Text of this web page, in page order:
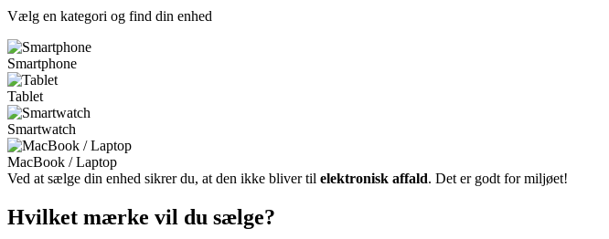
Vælg en kategori og find din enhed
Smartphone
Tablet
Smartwatch
MacBook / Laptop
Ved at sælge din enhed sikrer du, at den ikke bliver til elektronisk affald. Det er godt for miljøet!
Hvilket mærke vil du sælge?